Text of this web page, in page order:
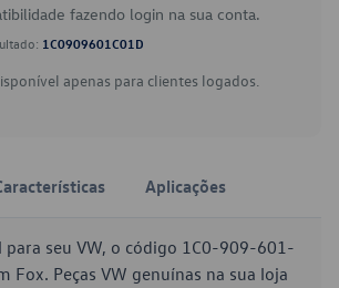
fazendo login na sua conta.
1C0909601C01D
apenas para clientes logados.
Aplicações
seu VW, o código 1C0-909-601-
Fox. Peças VW genuínas na sua loja